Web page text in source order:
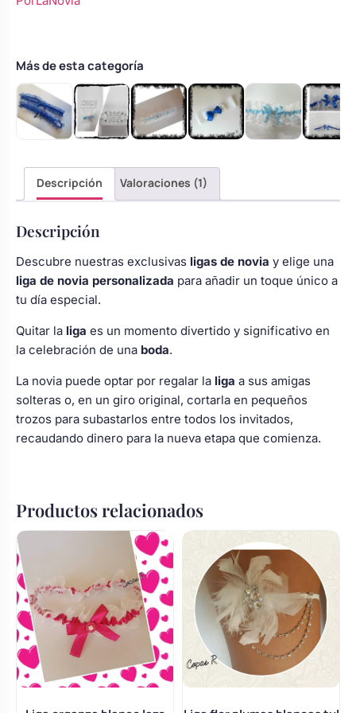
azul
Más de esta categoría
Descripción Valoraciones (1)
Descripción
Descubre nuestras exclusivas ligas de novia y elige una
liga de novia personalizada para añadir un toque único a
tu día especial.
Quitar la liga es un momento divertido y significativo en
la celebración de una boda.
La novia puede optar por regalar la liga a sus amigas
solteras o, en un giro original, cortarla en pequeños
trozos para subastarlos entre todos los invitados,
recaudando dinero para la nueva etapa que comienza.
Productos relacionados